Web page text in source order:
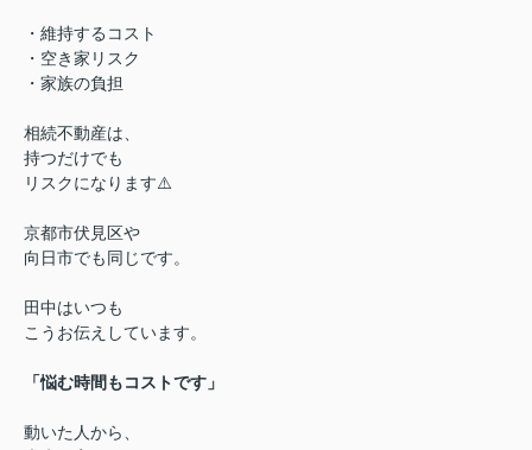
・維持するコスト
・空き家リスク
・家族の負担
相続不動産は、
持つだけでも
リスクになります⚠️
京都市伏見区や
向日市でも同じです。
田中はいつも
こうお伝えしています。
「悩む時間もコストです」
動いた人から、